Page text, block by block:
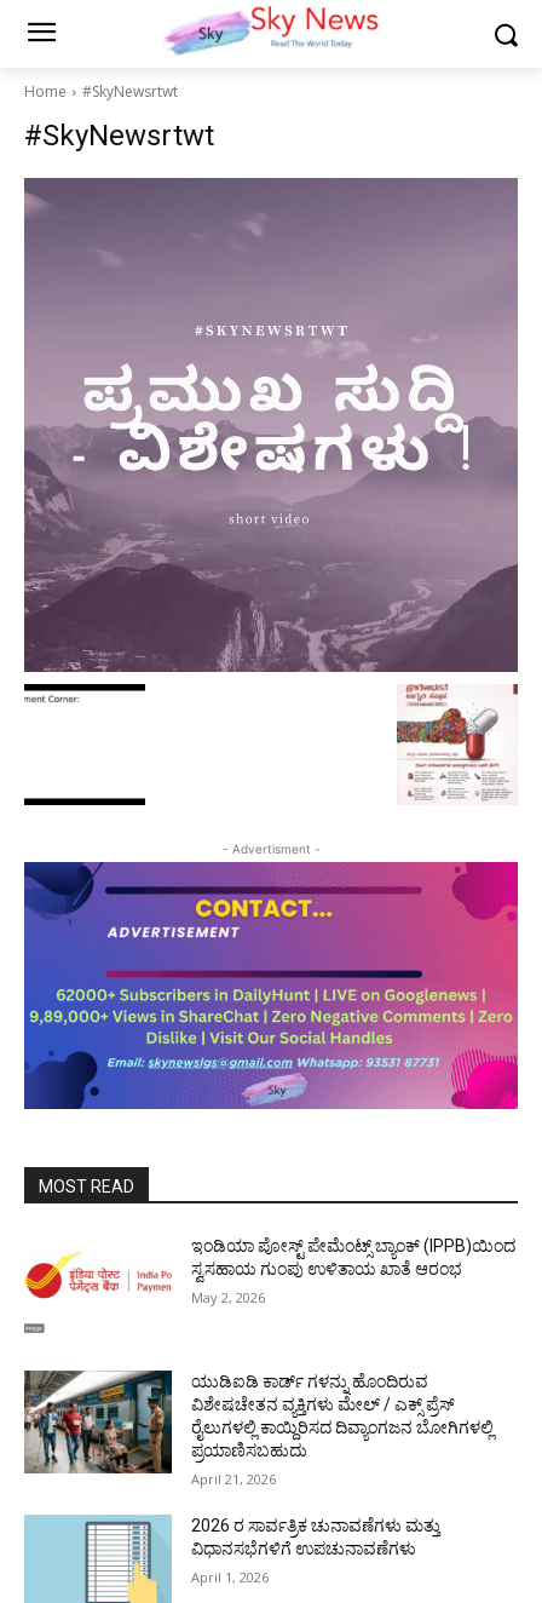
Home #SkyNewsrtwt
#SkyNewsrtwt
- Advertisment -
MOST READ
ಇಂಡಿಯಾ ಪೋಸ್ಟ್ ಪೇಮೆಂಟ್ಸ್ ಬ್ಯಾಂಕ್ (IPPB)ಯಿಂದ
ಸ್ವಸಹಾಯ ಗುಂಪು ಉಳಿತಾಯ ಖಾತೆ ಆರಂಭ
May 2, 2026
ಯುಡಿಐಡಿ ಕಾರ್ಡ್ ಗಳನ್ನು ಹೊಂದಿರುವ
ವಿಶೇಷಚೇತನ ವ್ಯಕ್ತಿಗಳು ಮೇಲ್ / ಎಕ್ಸ್ ಪ್ರೆಸ್
ರೈಲುಗಳಲ್ಲಿ ಕಾಯ್ದಿರಿಸದ ದಿವ್ಯಾಂಗಜನ ಬೋಗಿಗಳಲ್ಲಿ
ಪ್ರಯಾಣಿಸಬಹುದು
April 21, 2026
2026 ರ ಸಾರ್ವತ್ರಿಕ ಚುನಾವಣೆಗಳು ಮತ್ತು
ವಿಧಾನಸಭೆಗಳಿಗೆ ಉಪಚುನಾವಣೆಗಳು
April 1, 2026